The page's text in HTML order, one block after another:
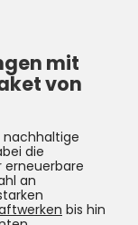
mit
von
nachhaltige
die
erneuerbare
an
bis hin